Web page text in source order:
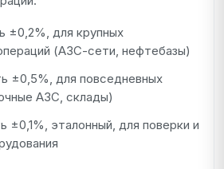
±0,2%, для крупных
(АЗС-сети, нефтебазы)
±0,5%, для повседневных
АЗС, склады)
±0,1%, эталонный, для поверки и